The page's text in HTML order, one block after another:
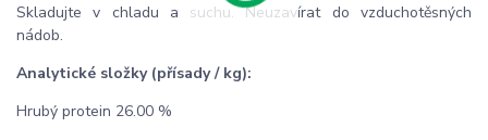
Skladujte v chladu a suchu. Neuzavírat do vzduchotěsných
nádob.
Analytické složky (přísady / kg):
Hrubý protein 26.00 %